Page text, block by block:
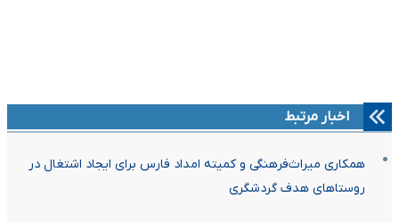
اخبار مرتبط
همکاری میراث‌فرهنگی و کمیته امداد فارس برای ایجاد اشتغال در
روستاهای هدف گردشگری